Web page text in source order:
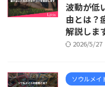
波動が低
由とは？
解説しま
2026/5/27
ソウルメイ